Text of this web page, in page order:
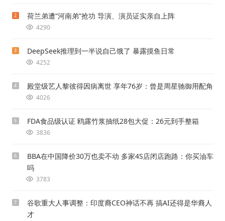
2 荷兰弟遭“河南弟”抢功 导演、演员证实亲自上阵
4290
3 DeepSeek推理到一半说自己饿了 暴露摸鱼日常
4252
4 殿堂级艺人黎彼得因病离世 享年76岁：曾是周星驰御用配角
4026
5 FDA食品级认证 鸥露竹浆抽纸28包大促：26元到手整箱
3836
6
BBA在中国降价30万也卖不动 多家4S店闭店跑路：你买油车
吗
3783
7
谷歌重大人事调整：印度裔CEO神话不再 搞AI还得是华裔人
才